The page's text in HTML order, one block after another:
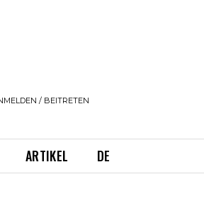
/ BEITRETEN
ARTIKEL DE